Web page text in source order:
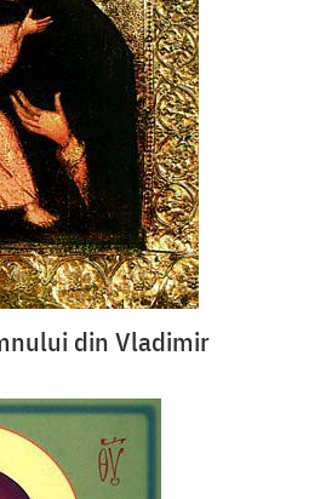
din Vladimir